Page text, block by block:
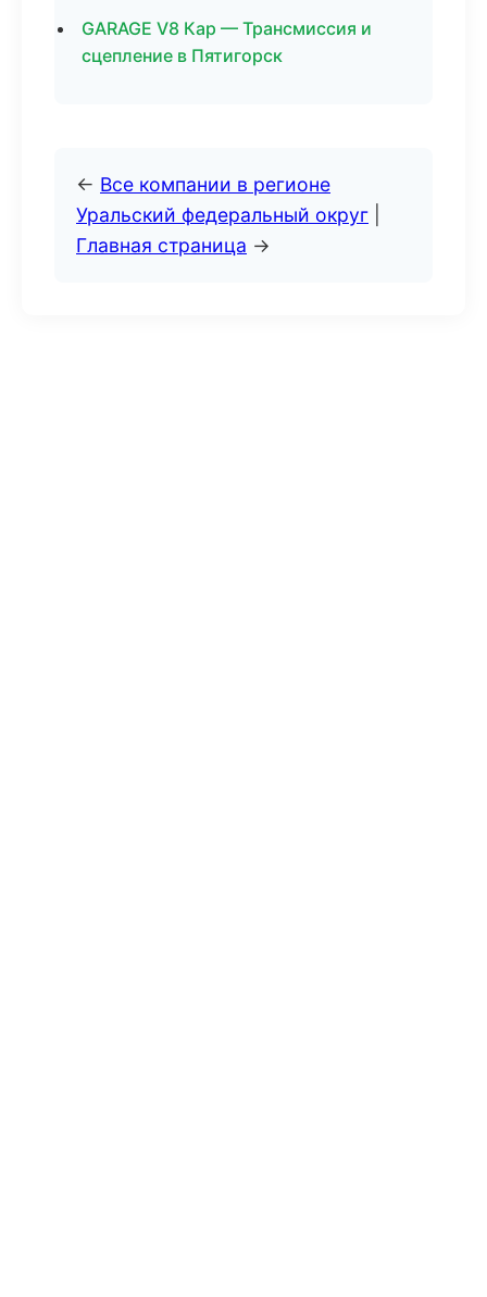
GARAGE V8 Кар — Трансмиссия и
сцепление в Пятигорск
← Все компании в регионе
Уральский федеральный округ
Главная страница →